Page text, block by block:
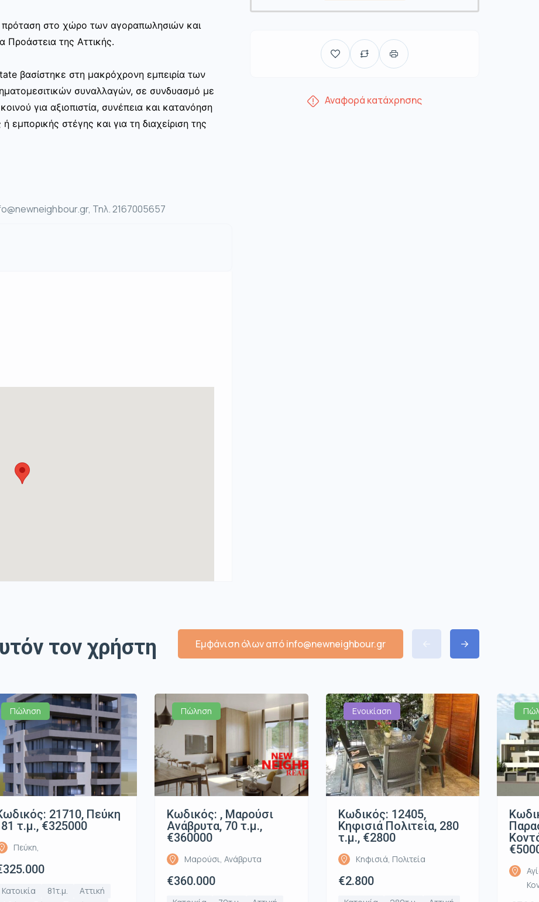
στο χώρο των αγοραπωλησιών και
Προάστεια της Αττικής.
βασίστηκε στη μακρόχρονη εμπειρία των
συναλλαγών, σε συνδυασμό με
για αξιοπιστία, συνέπεια και κατανόηση
στέγης και για τη διαχείριση της
Τηλ. 2167005657
Αναφορά κατάχρησης
τον χρήστη Εμφάνιση όλων από info@newneighbour.gr
Πώληση
21710, Πεύκη
81 τ.μ., €325000
Πεύκη,
Κατοικία 81τ.μ.
Αττική
Πώληση
Κωδικός: , Μαρούσι
Ανάβρυτα, 70 τ.μ.,
€360000
Μαρούσι, Ανάβρυτα
€360.000
Ενοικίαση
Κωδικός: 12405,
Κηφισιά Πολιτεία, 280
τ.μ., €2800
Κηφισιά, Πολιτεία
€2.800